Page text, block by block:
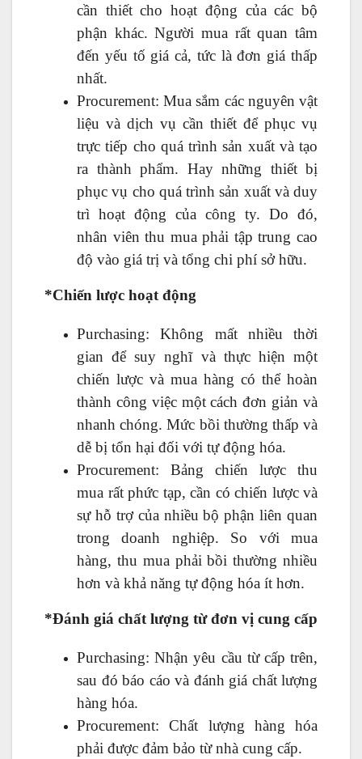
cần thiết cho hoạt động của các bộ
phận khác. Người mua rất quan tâm
đến yếu tố giá cả, tức là đơn giá thấp
nhất.
Procurement: Mua sắm các nguyên vật
liệu và dịch vụ cần thiết để phục vụ
trực tiếp cho quá trình sản xuất và tạo
ra thành phẩm. Hay những thiết bị
phục vụ cho quá trình sản xuất và duy
trì hoạt động của công ty. Do đó,
nhân viên thu mua phải tập trung cao
độ vào giá trị và tổng chi phí sở hữu.
*Chiến lược hoạt động
Purchasing: Không mất nhiều thời
gian để suy nghĩ và thực hiện một
chiến lược và mua hàng có thể hoàn
thành công việc một cách đơn giản và
nhanh chóng. Mức bồi thường thấp và
dễ bị tổn hại đối với tự động hóa.
Procurement: Bảng chiến lược thu
mua rất phức tạp, cần có chiến lược và
sự hỗ trợ của nhiều bộ phận liên quan
trong doanh nghiệp. So với mua
hàng, thu mua phải bồi thường nhiều
hơn và khả năng tự động hóa ít hơn.
*Đánh giá chất lượng từ đơn vị cung cấp
Purchasing: Nhận yêu cầu từ cấp trên,
sau đó báo cáo và đánh giá chất lượng
hàng hóa.
Procurement: Chất lượng hàng hóa
phải được đảm bảo từ nhà cung cấp.